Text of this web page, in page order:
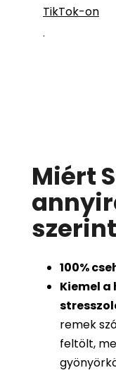
TikTok-on
.
Miért
100%
Kiemel
remek
feltölt,